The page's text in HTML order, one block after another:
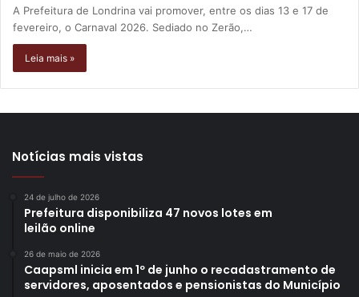
A Prefeitura de Londrina vai promover, entre os dias 13 e 17 de
fevereiro, o Carnaval 2026. Sediado no Zerão,…
Leia mais »
Notícias mais vistas
24 de julho de 2026
Prefeitura disponibiliza 47 novos lotes em
leilão online
26 de maio de 2026
Caapsml inicia em 1º de junho o recadastramento de
servidores, aposentados e pensionistas do Município